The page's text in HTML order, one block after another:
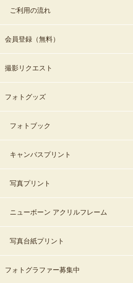
ご利用の流れ
会員登録（無料）
撮影リクエスト
フォトグッズ
フォトブック
キャンバスプリント
写真プリント
ニューボーン アクリルフレーム
写真台紙プリント
フォトグラファー募集中